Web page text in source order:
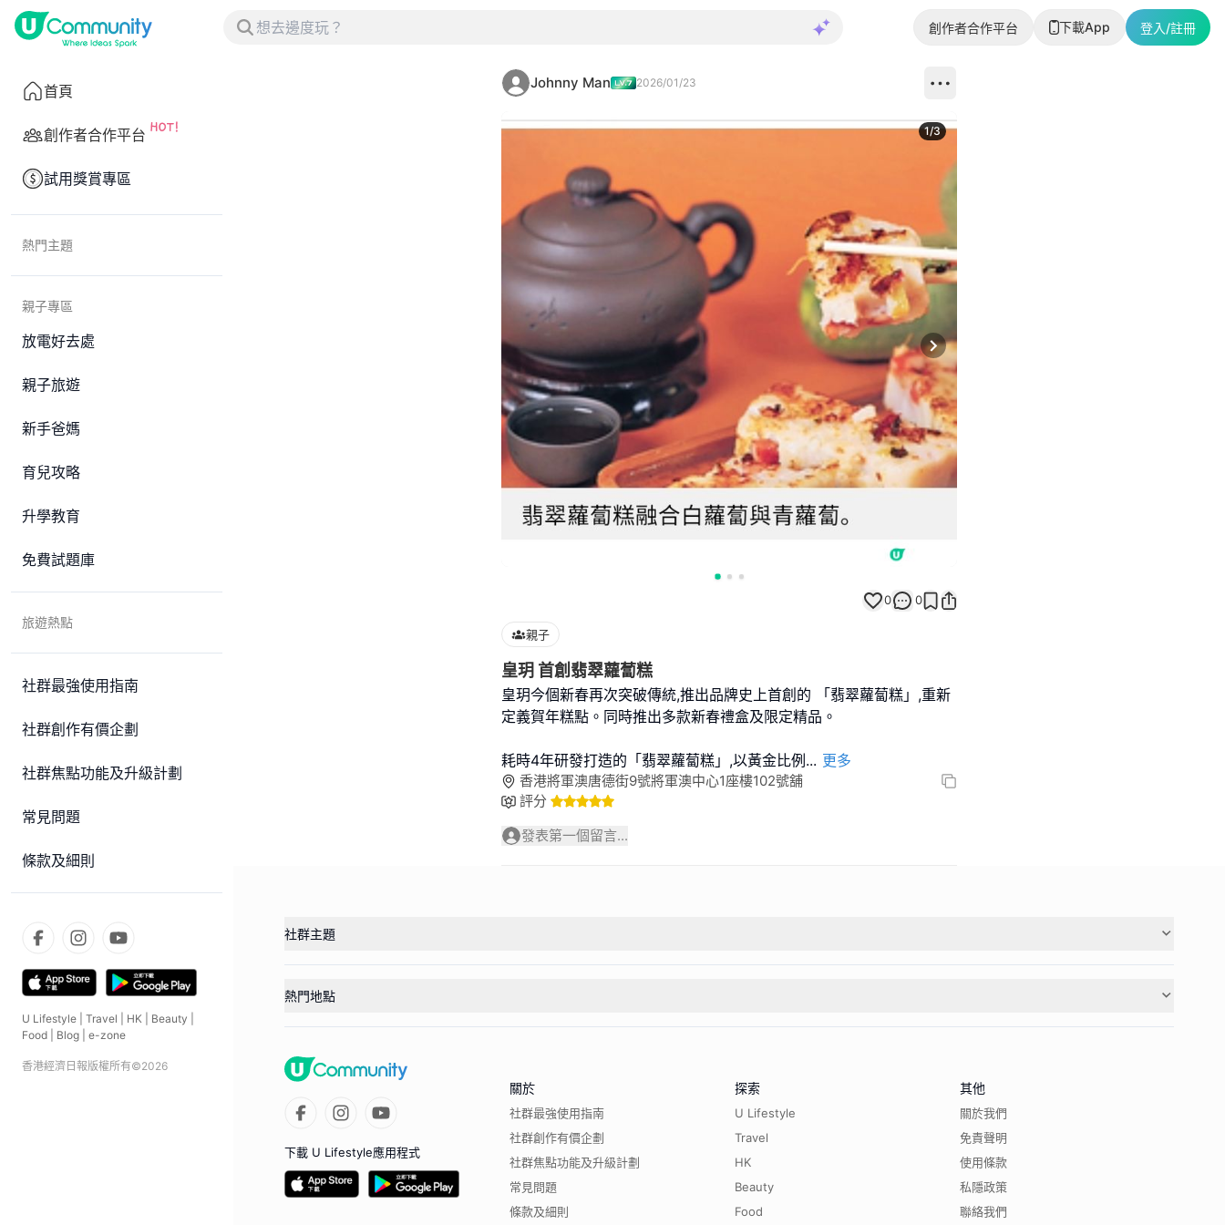
創作者合作平台 下載App 登入/註冊
首頁
創作者合作平台
試用獎賞專區
熱門主題
親子專區
放電好去處
親子旅遊
新手爸媽
育兒攻略
升學教育
免費試題庫
旅遊熱點
社群最強使用指南
社群創作有價企劃
社群焦點功能及升級計劃
常見問題
條款及細則
U Lifestyle Travel HK Beauty
Food
Blog e-zone
香港經濟日報版權所有©2026
Johnny Man 2026/01/23
Next slide
1/3
0 0
親子
皇玥 首創翡翠蘿蔔糕
皇玥今個新春再次突破傳統,推出品牌史上首創的 「翡翠蘿蔔糕」,重新
定義賀年糕點。同時推出多款新春禮盒及限定精品。
耗時4年研發打造的「翡翠蘿蔔糕」,以黃金比例 ... 更多
香港將軍澳唐德街9號將軍澳中心1座樓102號舖
評分
發表第一個留言...
社群主題
熱門地點
下載 U Lifestyle應用程式
關於
社群最強使用指南
社群創作有價企劃
社群焦點功能及升級計劃
常見問題
條款及細則
探索
U Lifestyle
Travel
HK
Beauty
Food
其他
關於我們
免責聲明
使用條款
私隱政策
聯絡我們